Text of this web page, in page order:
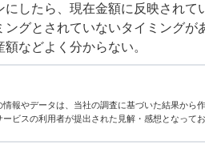
にしたら、現在金額に反映されて
ングとされていないタイミングが
額などよく分からない。
報やデータは、当社の調査に基づいた結果から
ビスの利用者が提出された見解・感想となって